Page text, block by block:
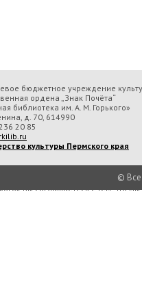
бюджетное учреждение
ордена „Знак Почёта“
библиотека им. А. М. Горького»
д. 70, 614990
20 85
культуры Пермского края
© Все
Государственное краевое
вы соглашаетесь с тем, что